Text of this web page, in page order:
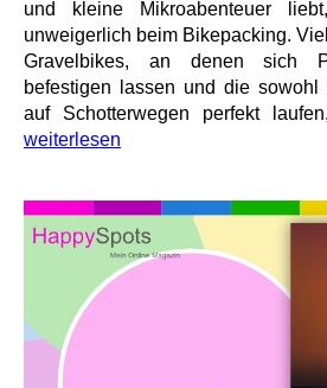
und kleine Mikroabenteuer
unweigerlich beim Bikepacking.
Gravelbikes, an denen sich
befestigen lassen und die
auf Schotterwegen perfekt
weiterlesen